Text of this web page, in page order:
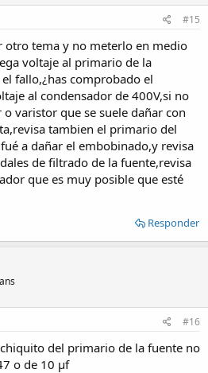
#15
otro tema y no meterlo en medio
voltaje al primario de la
fallo,¿has comprobado el
al condensador de 400V,si no
varistor que se suele dañar con
tambien el primario del
a dañar el embobinado,y revisa
de filtrado de la fuente,revisa
que es muy posible que esté
Responder
#16
del primario de la fuente no
o de 10 µf